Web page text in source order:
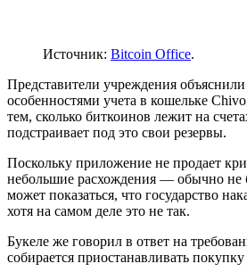
Источник: Bitcoin Office.
Представители учреждения объяснили
особенностями учета в кошельке
тем, сколько биткоинов лежит на
подстраивает под это свои резервы.
Поскольку приложение не продает
небольшие расхождения — обычно не
может показаться, что государство
хотя на самом деле это не так.
Букеле же говорил в ответ на
собирается приостанавливать